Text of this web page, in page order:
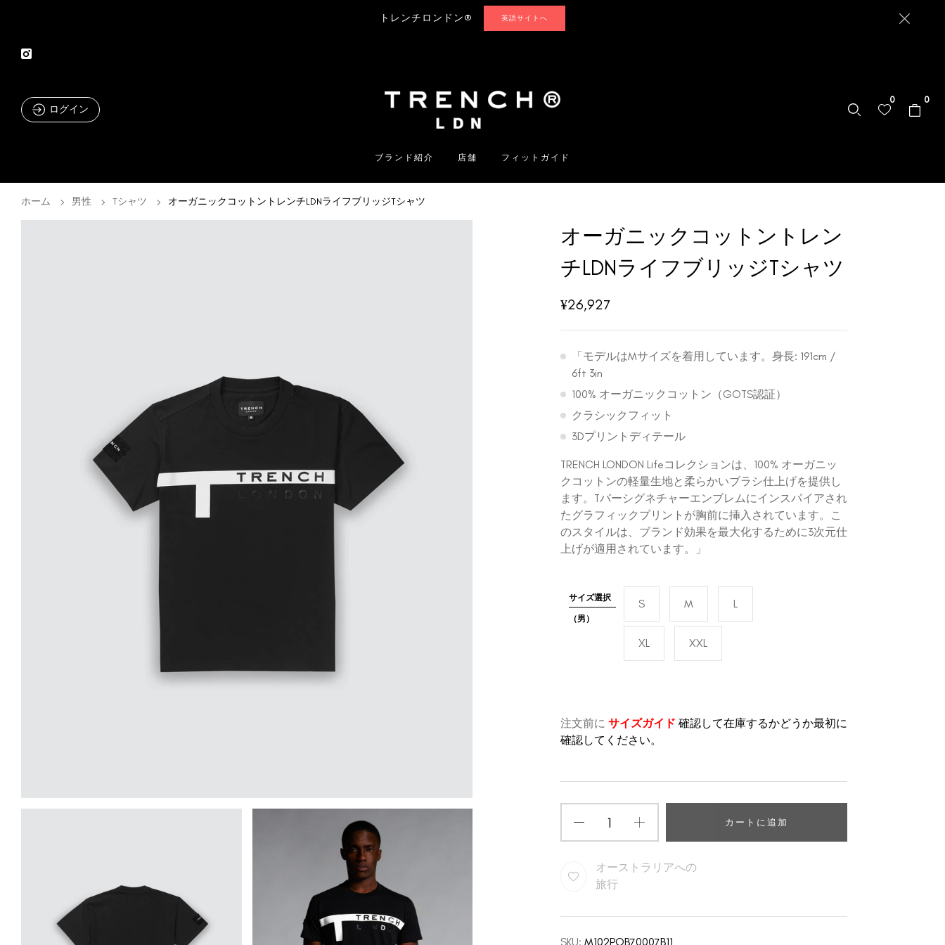
トレンチロンドン® 英語サイトへ
ログイン
0 0
ブランド紹介 店舗 フィットガイド
ホーム 男性 Tシャツ オーガニックコットントレンチLDNライフブリッジTシャツ
オーガニックコットントレン
チLDNライフブリッジTシャツ
¥26,927
「モデルはMサイズを着用しています。身長: 191cm /
6ft 3in
100% オーガニックコットン（GOTS認証）
クラシックフィット
3Dプリントディテール
TRENCH LONDON Lifeコレクションは、100% オーガニッ
クコットンの軽量生地と柔らかいブラシ仕上げを提供し
ます。Tバーシグネチャーエンブレムにインスパイアされ
たグラフィックプリントが胸前に挿入されています。こ
のスタイルは、ブランド効果を最大化するために3次元仕
上げが適用されています。」
サイズ選択
（男）
S M L
XL XXL
注文前に サイズガイド 確認して在庫するかどうか最初に
確認してください。
カートに追加
オーストラリアへの
旅行
SKU: M102POB70007B11